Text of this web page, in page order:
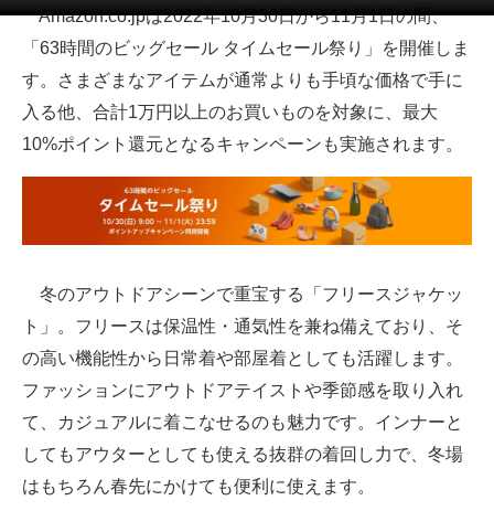
ITの今と未来を見通す
スマホと通信の最新トレンド
進化するPCとデバイスの未来
好きが集まる 比べて選べる
ビジネスと働き方のヒント
企業ITのトレンドを詳説
経営リーダーのコミュニティ
マーケ×ITの今がよく分かる
ITエンジニア向け専門サイト
Amazon.co.jpは2022年10月30日から11月1日の間、
「63時間のビッグセール タイムセール祭り」を開催しま
す。さまざまなアイテムが通常よりも手頃な価格で手に
入る他、合計1万円以上のお買いものを対象に、最大
10%ポイント還元となるキャンペーンも実施されます。
冬のアウトドアシーンで重宝する「フリースジャケッ
ト」。フリースは保温性・通気性を兼ね備えており、そ
の高い機能性から日常着や部屋着としても活躍します。
ファッションにアウトドアテイストや季節感を取り入れ
て、カジュアルに着こなせるのも魅力です。インナーと
してもアウターとしても使える抜群の着回し力で、冬場
はもちろん春先にかけても便利に使えます。